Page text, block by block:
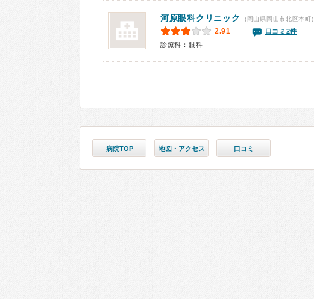
河原眼科クリニック (岡山県岡山市北区本町)
2.91
口コミ2件
診療科：眼科
病院TOP 地図・アクセス 口コミ